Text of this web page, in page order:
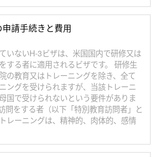
請手続きと費用
いないH-3ビザは、米国国内で研修又は
する者に適用されるビザです。 研修生
の教育又はトレーニングを除き、全て
ングを受けられますが、当該トレーニ
国で受けられないという要件がありま
問をする者（以下「特別教育訪問者」と
レーニングは、精神的、肉体的、感情